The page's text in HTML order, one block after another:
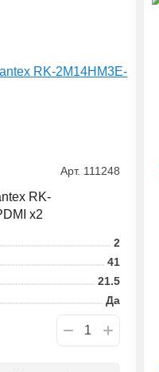
Арт. 111248
RK-
x2
2
41
21.5
Да